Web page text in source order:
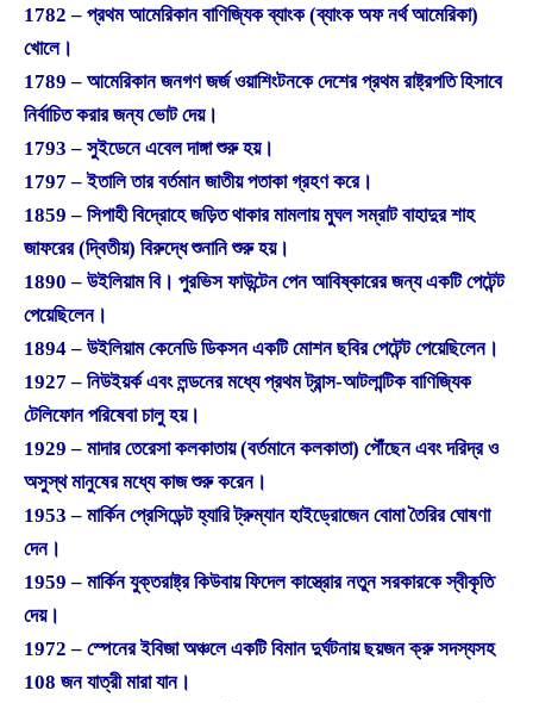
1782 – প্রথম আমেরিকান বাণিজ্যিক ব্যাংক (ব্যাংক অফ নর্থ আমেরিকা)
খোলে।
1789 – আমেরিকান জনগণ জর্জ ওয়াশিংটনকে দেশের প্রথম রাষ্ট্রপতি হিসাবে
নির্বাচিত করার জন্য ভোট দেয়।
1793 – সুইডেনে এবেল দাঙ্গা শুরু হয়।
1797 – ইতালি তার বর্তমান জাতীয় পতাকা গ্রহণ করে।
1859 – সিপাহী বিদ্রোহে জড়িত থাকার মামলায় মুঘল সম্রাট বাহাদুর শাহ
জাফরের (দ্বিতীয়) বিরুদ্ধে শুনানি শুরু হয়।
1890 – উইলিয়াম বি। পুরভিস ফাউন্টেন পেন আবিষ্কারের জন্য একটি পেটেন্ট
পেয়েছিলেন।
1894 – উইলিয়াম কেনেডি ডিকসন একটি মোশন ছবির পেটেন্ট পেয়েছিলেন।
1927 – নিউইয়র্ক এবং লন্ডনের মধ্যে প্রথম ট্রান্স-আটলান্টিক বাণিজ্যিক
টেলিফোন পরিষেবা চালু হয়।
1929 – মাদার তেরেসা কলকাতায় (বর্তমানে কলকাতা) পৌঁছেন এবং দরিদ্র ও
অসুস্থ মানুষের মধ্যে কাজ শুরু করেন।
1953 – মার্কিন প্রেসিডেন্ট হ্যারি ট্রুম্যান হাইড্রোজেন বোমা তৈরির ঘোষণা
দেন।
1959 – মার্কিন যুক্তরাষ্ট্র কিউবায় ফিদেল কাস্ত্রোর নতুন সরকারকে স্বীকৃতি
দেয়।
1972 – স্পেনের ইবিজা অঞ্চলে একটি বিমান দুর্ঘটনায় ছয়জন ক্রু সদস্যসহ
108 জন যাত্রী মারা যান।